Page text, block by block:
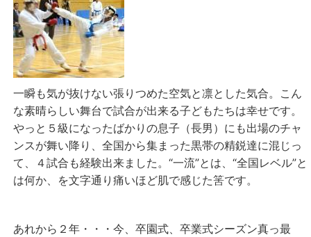
一瞬も気が抜けない張りつめた空気と凛とした気合。こん
な素晴らしい舞台で試合が出来る子どもたちは幸せです。
やっと５級になったばかりの息子（長男）にも出場のチャ
ンスが舞い降り、全国から集まった黒帯の精鋭達に混じっ
て、４試合も経験出来ました。“一流”とは、“全国レベル”と
は何か、を文字通り痛いほど肌で感じた筈です。
あれから２年・・・今、卒園式、卒業式シーズン真っ最